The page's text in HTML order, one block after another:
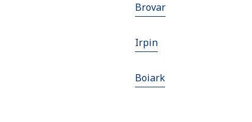
Brovar
Irpin
Boiark